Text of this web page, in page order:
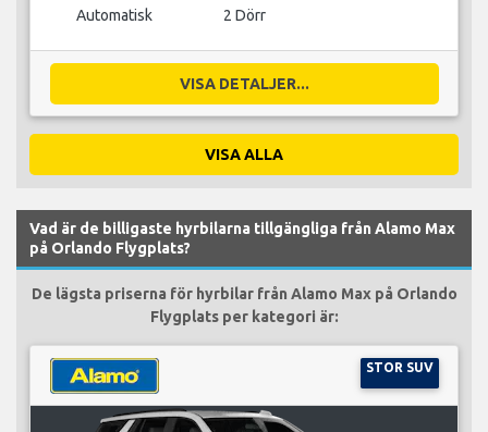
Automatisk 2 Dörr
VISA DETALJER...
VISA ALLA
Vad är de billigaste hyrbilarna tillgängliga från Alamo Max
på Orlando Flygplats?
De lägsta priserna för hyrbilar från Alamo Max på Orlando
Flygplats per kategori är:
STOR SUV